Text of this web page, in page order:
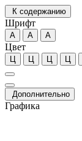
К содержанию
Шрифт
А А А
Цвет
Ц Ц Ц Ц
Дополнительно
Графика